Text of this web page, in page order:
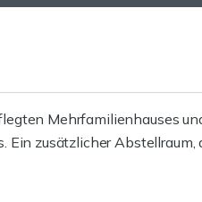
Mehrfamilienhauses
zusätzlicher Abstellraum,